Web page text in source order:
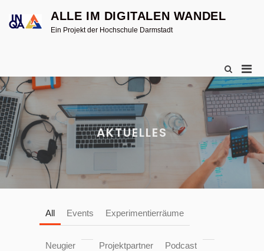
content
ALLE IM DIGITALEN WANDEL
Ein Projekt der Hochschule Darmstadt
Show
Search
Formfor
AKTUELLES
All Events Experimentierräume
Neugier Projektpartner Podcast